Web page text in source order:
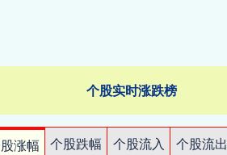
个股实时涨跌榜
涨幅 个股跌幅 个股流入 个股流出